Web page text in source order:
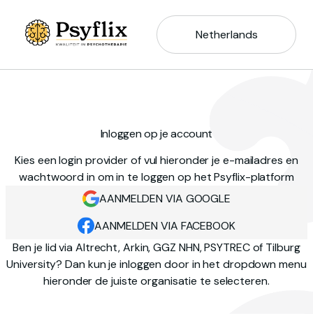
Netherlands
Inloggen op je account
Kies een login provider of vul hieronder je e-mailadres en
wachtwoord in om in te loggen op het Psyflix-platform
AANMELDEN VIA GOOGLE
AANMELDEN VIA FACEBOOK
Ben je lid via Altrecht, Arkin, GGZ NHN, PSYTREC of Tilburg
University? Dan kun je inloggen door in het dropdown menu
hieronder de juiste organisatie te selecteren.